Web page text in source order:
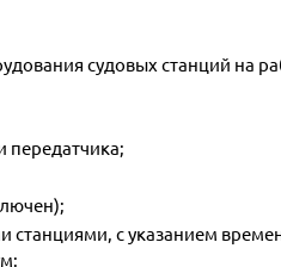
судовых станций на
передатчика;
с указанием